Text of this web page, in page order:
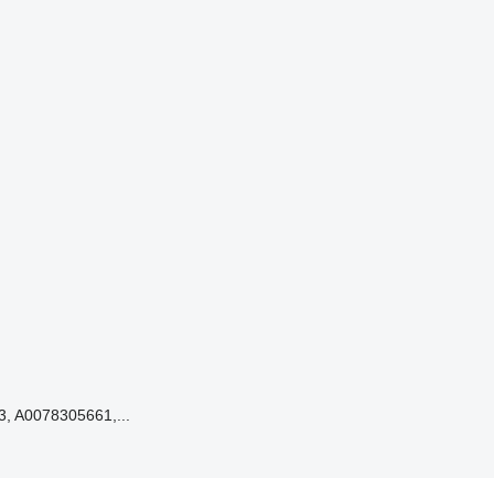
A0078305661,...